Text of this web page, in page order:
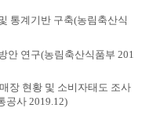
통계기반 구축(농림축산식
안 연구(농림축산식품부 201
장 현황 및 소비자태도 조사
공사 2019.12)